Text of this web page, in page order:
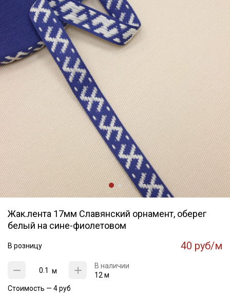
Жак.лента 17мм Славянский орнамент, оберег
белый на сине-фиолетовом
В розницу 40 руб/м
м
В наличии
12 м
Стоимость — 4руб